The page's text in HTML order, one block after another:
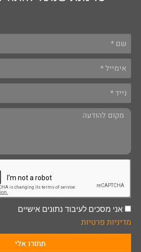
אני מסכים לעיבוד נתונים אישיים
מדיניות פרטיות
תחזרו אלי